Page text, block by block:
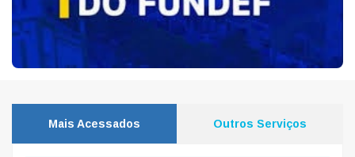
Mais Acessados Outros Serviços